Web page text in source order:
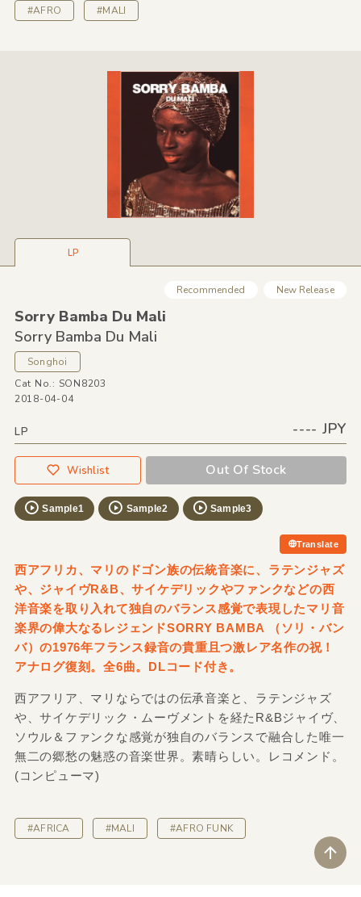
#AFRO #MALI
LP
Recommended New Release
Sorry Bamba Du Mali
Sorry Bamba Du Mali
Songhoi
Cat No.: SON8203
2018-04-04
LP ---- JPY
Wishlist Out Of Stock
Sample1 Sample2 Sample3
Translate
西アフリカ、マリのドゴン族の伝統音楽に、ラテンジャズ
や、ジャイヴR&B、サイケデリックやファンクなどの西
洋音楽を取り入れて独自のバランス感覚で表現したマリ音
楽界の偉大なるレジェンドSORRY BAMBA （ソリ・バン
バ）の1976年フランス録音の貴重且つ激レア名作の祝！
アナログ復刻。全6曲。DLコード付き。
西アフリア、マリならではの伝承音楽と、ラテンジャズ
や、サイケデリック・ムーヴメントを経たR&Bジャイヴ、
ソウル＆ファンクな感覚が独自のバランスで融合した唯一
無二の郷愁の魅惑の音楽世界。素晴らしい。レコメンド。
(コンピューマ)
#AFRICA #MALI #AFRO FUNK